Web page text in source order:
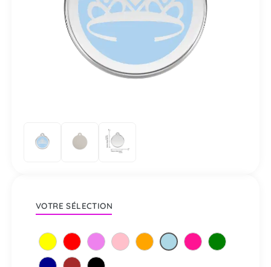
VOTRE SÉLECTION